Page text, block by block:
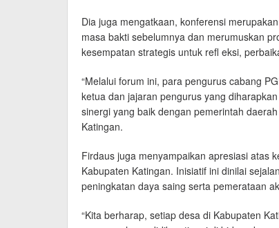
Dia juga mengatkaan, konferensi
masa bakti sebelumnya dan merumuskan
kesempatan strategis untuk refl eksi,
“Melalui forum ini, para pengurus cabang
ketua dan jajaran pengurus yang
sinergi yang baik dengan pemerintah
Katingan.
Firdaus juga menyampaikan apresiasi atas
Kabupaten Katingan. Inisiatif ini dinilai
peningkatan daya saing serta pemerataan
“Kita berharap, setiap desa di Kabupaten